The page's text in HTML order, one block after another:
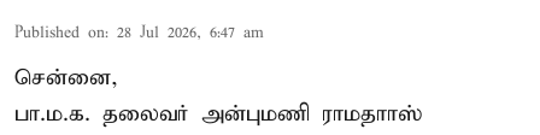
Published on: 28 Jul 2026, 6:47 am
சென்னை,
பா.ம.க. தலைவர் அன்புமணி ராமதாாஸ்